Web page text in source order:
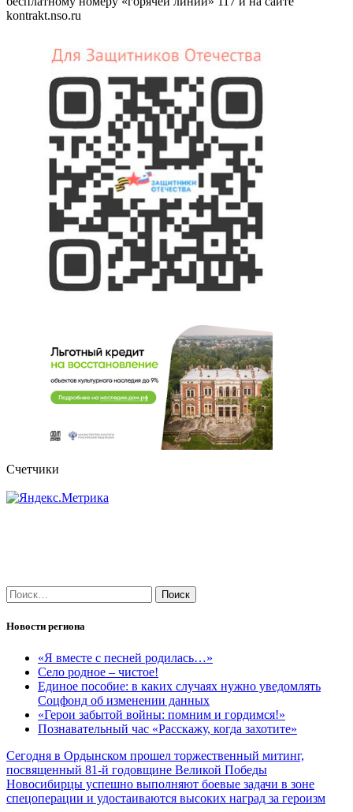
kontrakt.nso.ru
Счетчики
Найти:
Новости региона
«Я вместе с песней родилась…»
Село родное – чистое!
Единое пособие: в каких случаях нужно уведомлять
Соцфонд об изменении данных
«Герои забытой войны: помним и гордимся!»
Познавательный час «Расскажу, когда захотите»
Навигация
по
записям
Сегодня в Ордынском прошел торжественный митинг,
посвященный 81-й годовщине Великой Победы
Новосибирцы успешно выполняют боевые задачи в зоне
спецоперации и удостаиваются высоких наград за героизм